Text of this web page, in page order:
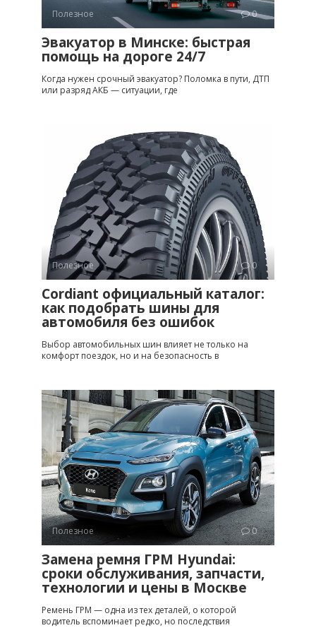
Полезное 0
Эвакуатор в Минске: быстрая
помощь на дороге 24/7
Когда нужен срочный эвакуатор? Поломка в пути, ДТП
или разряд АКБ — ситуации, где
Полезное 0
Cordiant официальный каталог:
как подобрать шины для
автомобиля без ошибок
Выбор автомобильных шин влияет не только на
комфорт поездок, но и на безопасность в
Полезное 0
Замена ремня ГРМ Hyundai:
сроки обслуживания, запчасти,
технологии и цены в Москве
Ремень ГРМ — одна из тех деталей, о которой
водитель вспоминает редко, но последствия